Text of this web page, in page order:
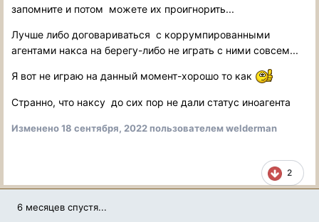
запомните и потом можете их проигнорить...
Лучше либо договариваться с коррумпированными
агентами накса на берегу-либо не играть с ними совсем...
Я вот не играю на данный момент-хорошо то как
Странно, что наксу до сих пор не дали статус иноагента
Изменено18 сентября, 2022пользователем welderman
2
6 месяцев спустя...